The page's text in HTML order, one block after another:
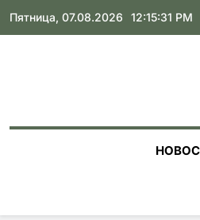
Skip
Пятница, 07.08.2026 12:15:32 PM